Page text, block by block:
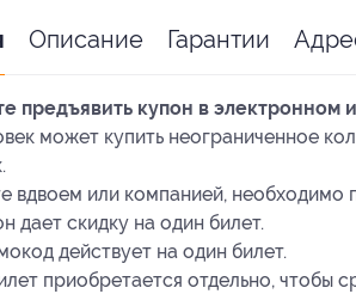
Описание Гарантии
предъявить купон в электронном
может купить неограниченное
вдвоем или компанией, необходимо
дает скидку на один билет.
действует на один билет.
приобретается отдельно, чтобы